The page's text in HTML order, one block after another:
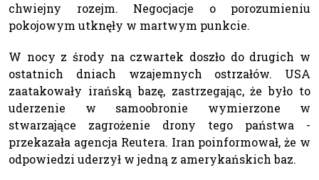
chwiejny rozejm. Negocjacje o porozumieniu
pokojowym utknęły w martwym punkcie.
W nocy z środy na czwartek doszło do drugich w
ostatnich dniach wzajemnych ostrzałów. USA
zaatakowały irańską bazę, zastrzegając, że było to
uderzenie w samoobronie wymierzone w
stwarzające zagrożenie drony tego państwa -
przekazała agencja Reutera. Iran poinformował, że w
odpowiedzi uderzył w jedną z amerykańskich baz.